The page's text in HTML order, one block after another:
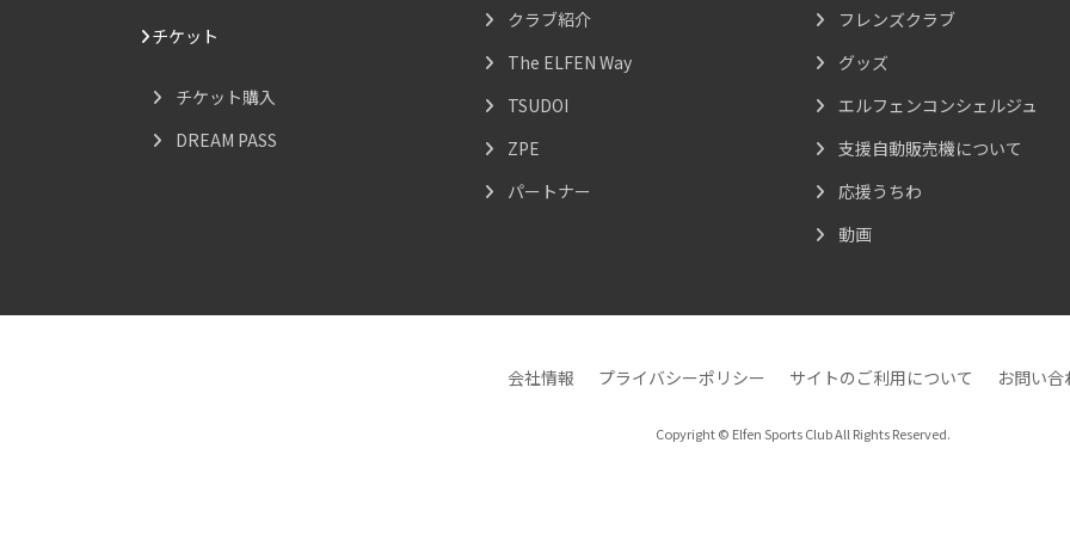
チケット
チケット購入
DREAM PASS
クラブ紹介
The ELFEN Way
TSUDOI
ZPE
パートナー
フレンズクラブ
グッズ
エルフェンコンシェルジュ
支援自動販売機について
応援うちわ
動画
会社情報 プライバシーポリシー サイトのご利用について お問い合
Copyright © Elfen Sports Club All Rights Reserved.